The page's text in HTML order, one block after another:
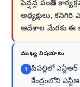
పెన్షన్ల పంపిణీ
అధ్యక్షులు, కనిగిరి
ఆదేశాల మేరకు ఈ
ముఖ్య విషయాలు
1 పిసిపల్లిలో
కేంద్రంలోని